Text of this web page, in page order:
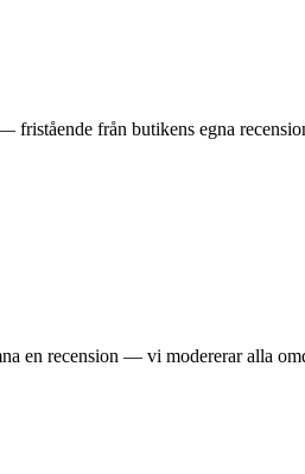
fristående från butikens egna
en recension — vi modererar alla